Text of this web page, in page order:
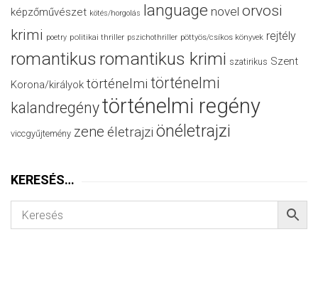
képzőművészet kötés/horgolás language novel orvosi
krimi poetry politikai thriller pszichothriller pöttyös/csíkos könyvek rejtély
romantikus romantikus krimi szatirikus Szent
Korona/királyok történelmi történelmi
kalandregénytörténelmi regény
viccgyűjtemény zene életrajzi önéletrajzi
KERESÉS…